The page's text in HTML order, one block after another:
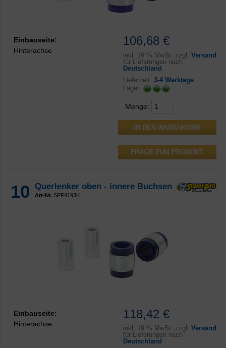
106,68 €
inkl. 19 % MwSt. zzgl. Versand
für Lieferungen nach
Deutschland
Lieferzeit: 3-4 Werktage
Lager:
Menge:
FRAGE ZUM PRODUKT
Einbauseite:
Hinterachse
10 Querlenker oben - innere Buchsen
Art-Nr. SPF4193K
118,42 €
inkl. 19 % MwSt. zzgl. Versand
für Lieferungen nach
Deutschland
Einbauseite:
Hinterachse